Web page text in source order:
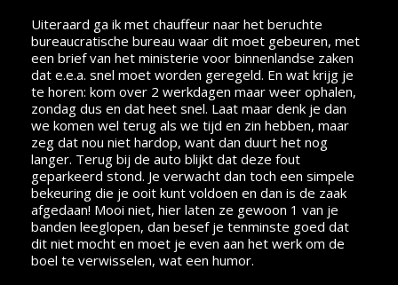
Uiteraard ga ik met chauffeur naar het beruchte
bureaucratische bureau waar dit moet gebeuren, met
een brief van het ministerie voor binnenlandse zaken
dat e.e.a. snel moet worden geregeld. En wat krijg je
te horen: kom over 2 werkdagen maar weer ophalen,
zondag dus en dat heet snel. Laat maar denk je dan
we komen wel terug als we tijd en zin hebben, maar
zeg dat nou niet hardop, want dan duurt het nog
langer. Terug bij de auto blijkt dat deze fout
geparkeerd stond. Je verwacht dan toch een simpele
bekeuring die je ooit kunt voldoen en dan is de zaak
afgedaan! Mooi niet, hier laten ze gewoon 1 van je
banden leeglopen, dan besef je tenminste goed dat
dit niet mocht en moet je even aan het werk om de
boel te verwisselen, wat een humor.